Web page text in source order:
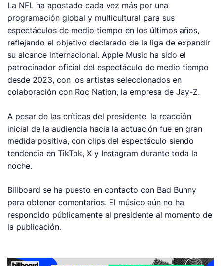
La NFL ha apostado cada vez más por una
programación global y multicultural para sus
espectáculos de medio tiempo en los últimos años,
reflejando el objetivo declarado de la liga de expandir
su alcance internacional. Apple Music ha sido el
patrocinador oficial del espectáculo de medio tiempo
desde 2023, con los artistas seleccionados en
colaboración con Roc Nation, la empresa de Jay-Z.
A pesar de las críticas del presidente, la reacción
inicial de la audiencia hacia la actuación fue en gran
medida positiva, con clips del espectáculo siendo
tendencia en TikTok, X y Instagram durante toda la
noche.
Billboard se ha puesto en contacto con Bad Bunny
para obtener comentarios. El músico aún no ha
respondido públicamente al presidente al momento de
la publicación.